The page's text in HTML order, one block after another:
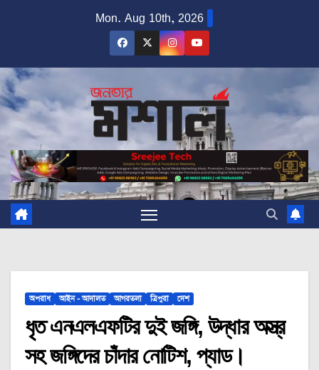
Mon. Aug 10th, 2026
অপরাধ আইন - আদালত আগরতলা ত্রিপুরা দেশ
ধৃত এনএলএফটির দুই জঙ্গি, উদ্ধার অস্ত্র
সহ জঙ্গিদের চাঁদার নোটিশ, প্যাড।